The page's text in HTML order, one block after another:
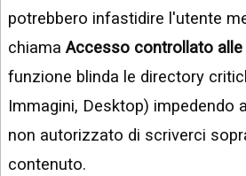
potrebbero infastidire l'utente
chiama Accesso controllato alle
funzione blinda le directory
Immagini, Desktop) impedendo
non autorizzato di scriverci
contenuto.